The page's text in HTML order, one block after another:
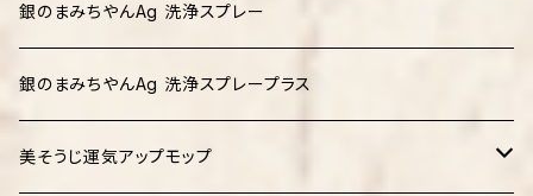
銀のまみちやんAg 洗浄スプレー
銀のまみちやんAg 洗浄スプレープラス
美そうじ運気アップモップ